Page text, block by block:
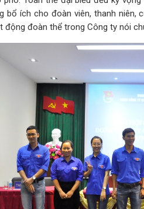
ích cho đoàn viên, thanh
đoàn thể trong Công ty nói